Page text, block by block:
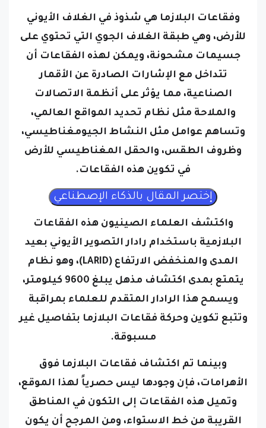
وفقاعات البلازما هي شذوذ في الغلاف الأيوني
للأرض، وهي طبقة الغلاف الجوي التي تحتوي على
جسيمات مشحونة، ويمكن لهذه الفقاعات أن
تتداخل مع الإشارات الصادرة عن الأقمار
الصناعية، مما يؤثر على أنظمة الاتصالات
والملاحة مثل نظام تحديد المواقع العالمي،
وتساهم عوامل مثل النشاط الجيومغناطيسي،
وظروف الطقس، والحقل المغناطيسي للأرض
في تكوين هذه الفقاعات.
واكتشف العلماء الصينيون هذه الفقاعات
البلازمية باستخدام رادار التصوير الأيوني بعيد
المدى والمنخفض الارتفاع (LARID)، وهو نظام
يتمتع بمدى اكتشاف مذهل يبلغ 9600 كيلومتر،
ويسمح هذا الرادار المتقدم للعلماء بمراقبة
وتتبع تكوين وحركة فقاعات البلازما بتفاصيل غير
مسبوقة.
وبينما تم اكتشاف فقاعات البلازما فوق
الأهرامات، فإن وجودها ليس حصرياً لهذا الموقع،
وتميل هذه الفقاعات إلى التكون في المناطق
القريبة من خط الاستواء، ومن المرجح أن يكون